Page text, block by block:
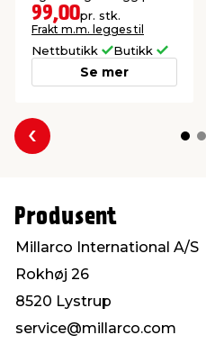
heller og harde
steinoverflater.
99,00pr. stk.
Frakt m.m. legges til
Nettbutikk Butikk
Se mer
Forrige
Produsent
Millarco International A/S
Rokhøj 26
8520 Lystrup
service@millarco.com